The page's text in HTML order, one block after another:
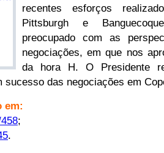
recentes esforços
Pittsburgh e
preocupado com as
negociações, em que nos
da hora H. O Presidente
sucesso das negociações em
em:
;
.